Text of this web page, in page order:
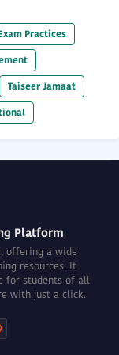
Practices
Taiseer Jamaat
Platform
offering a wide
resources. It
for students of all
with just a click.